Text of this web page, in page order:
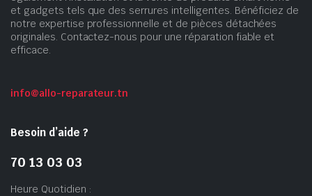
et gadgets tels que des serrures intelligentes. Bénéficiez de
notre expertise professionnelle et de pièces détachées
originales. Contactez-nous pour une réparation fiable et
efficace.
info@allo-reparateur.tn
Besoin d’aide ?
70 13 03 03
Heure Quotidien :